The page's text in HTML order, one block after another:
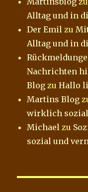
Alltag und in
Der Emil zu
Alltag und in
Nachrichten
Blog zuHallo
Martins Blog
wirklich sozial
Michael zu
sozial und